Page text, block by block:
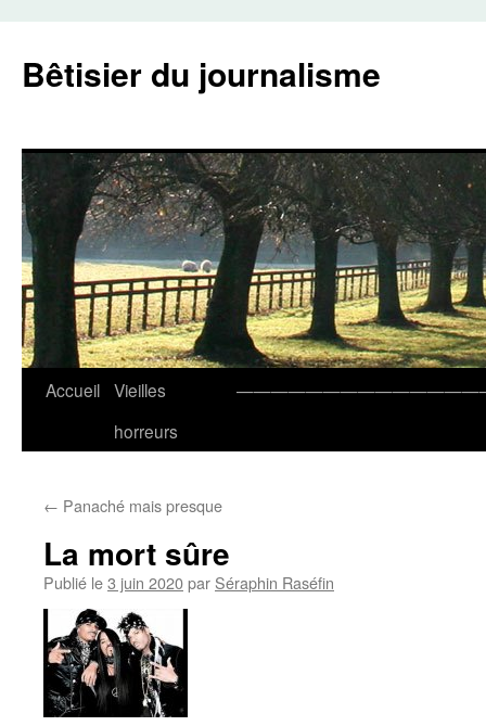
contenu
Bêtisier du journalisme
Accueil Vieilles
horreurs
← Panaché mais presque
La mort sûre
Publié le3 juin 2020par Séraphin Raséfin